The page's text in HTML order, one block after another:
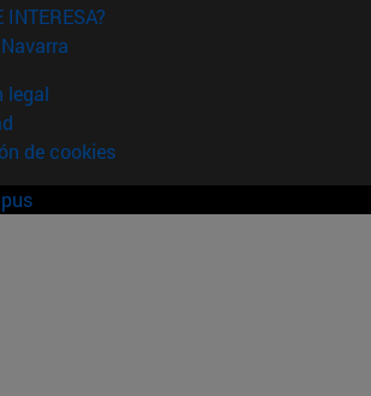
INTERESA?
legal
de cookies